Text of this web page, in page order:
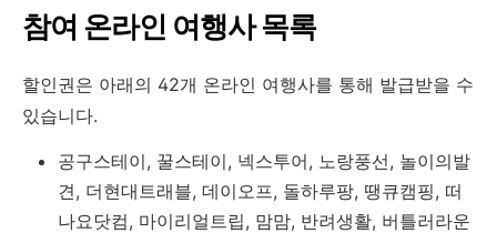
참여 온라인 여행사 목록
할인권은 아래의 42개 온라인 여행사를 통해 발급받을 수
있습니다.
공구스테이, 꿀스테이, 넥스투어, 노랑풍선, 놀이의발
견, 더현대트래블, 데이오프, 돌하루팡, 땡큐캠핑, 떠
나요닷컴, 마이리얼트립, 맘맘, 반려생활, 버틀러라운